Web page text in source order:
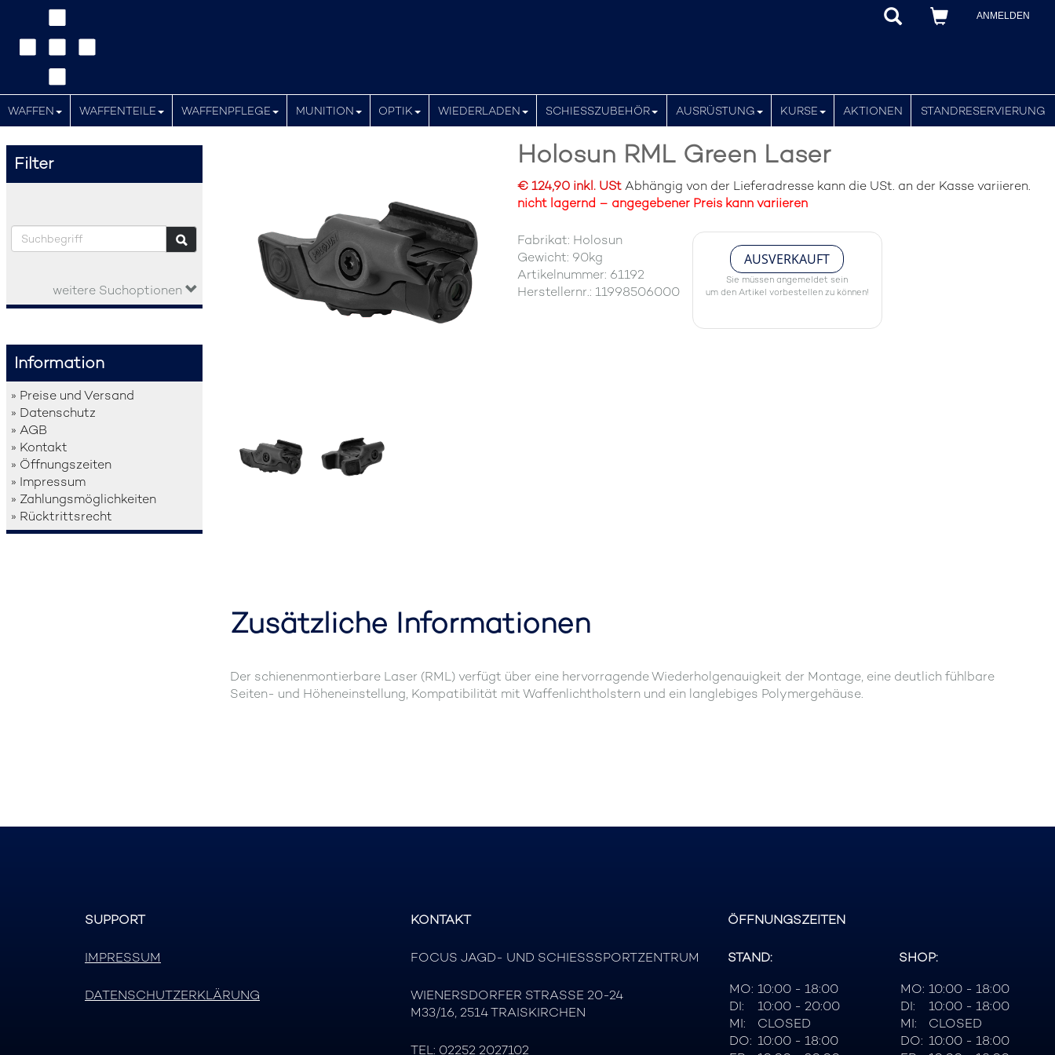
ANMELDEN
WAFFEN WAFFENTEILE WAFFENPFLEGE MUNITION OPTIK WIEDERLADEN SCHIESSZUBEHÖR AUSRÜSTUNG KURSE AKTIONEN STANDRESERVIERUNG
Filter
weitere Suchoptionen
Information
» Preise und Versand
» Datenschutz
» AGB
» Kontakt
» Öffnungszeiten
» Impressum
» Zahlungsmöglichkeiten
» Rücktrittsrecht
Holosun RML Green Laser
€ 124,90 inkl. UStAbhängig von der Lieferadresse kann die USt. an der Kasse variieren.
nicht lagernd – angegebener Preis kann variieren
Fabrikat: Holosun
Gewicht: 90kg
Artikelnummer: 61192
Herstellernr.: 11998506000
AUSVERKAUFT
Sie müssen angemeldet sein
um den Artikel vorbestellen zu können!
Zusätzliche Informationen
Der schienenmontierbare Laser (RML) verfügt über eine hervorragende Wiederholgenauigkeit der Montage, eine deutlich fühlbare
Seiten- und Höheneinstellung, Kompatibilität mit Waffenlichtholstern und ein langlebiges Polymergehäuse.
SUPPORT
IMPRESSUM
DATENSCHUTZERKLÄRUNG
KONTAKT
FOCUS JAGD- UND SCHIESSSPORTZENTRUM
WIENERSDORFER STRASSE 20-24
M33/16, 2514 TRAISKIRCHEN
TEL: 02252 2027102
ÖFFNUNGSZEITEN
STAND:
MO: 10:00 - 18:00
DI:
10:00 - 20:00
MI:
CLOSED
DO: 10:00 - 18:00
SHOP:
MO: 10:00 - 18:00
DI:
10:00 - 18:00
MI:
CLOSED
DO: 10:00 - 18:00